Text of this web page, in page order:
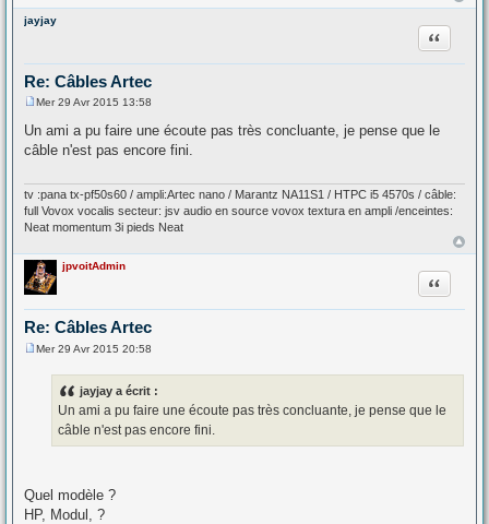
jayjay
Re: Câbles Artec
Citation
e
s
s
e
Mer 29 Avr 2015 13:58
Un ami a pu faire une écoute pas très concluante, je pense que le
câble n'est pas encore fini.
tv :pana tx-pf50s60 / ampli:Artec nano / Marantz NA11S1 / HTPC i5 4570s / câble:
full Vovox vocalis secteur: jsv audio en source vovox textura en ampli /enceintes:
Neat momentum 3i pieds Neat
jpvoitAdmin
Re: Câbles Artec
Citation
Mer 29 Avr 2015 20:58
jayjay a écrit :
Un ami a pu faire une écoute pas très concluante, je pense que le
câble n'est pas encore fini.
Quel modèle ?
HP, Modul, ?